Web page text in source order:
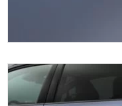
Beschermfolie portierrand